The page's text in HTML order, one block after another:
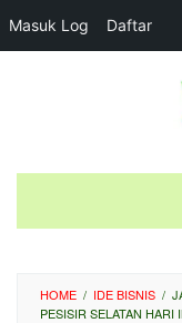
Masuk Log Daftar
HOME / IDE BISNIS /
PESISIR SELATAN